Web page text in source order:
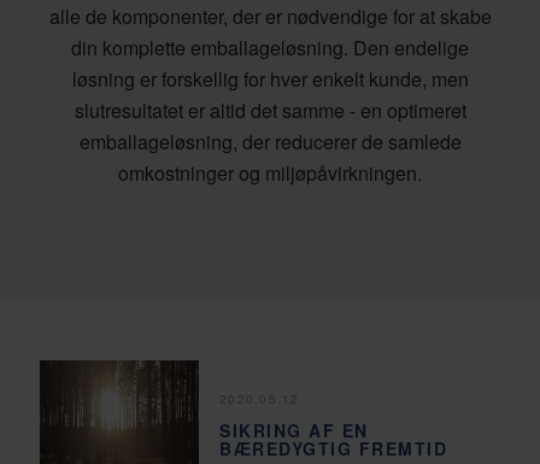
alle de komponenter, der er nødvendige for at skabe
din komplette emballageløsning. Den endelige
løsning er forskellig for hver enkelt kunde, men
slutresultatet er altid det samme - en optimeret
emballageløsning, der reducerer de samlede
omkostninger og miljøpåvirkningen.
SIKRING AF EN
BÆREDYGTIG FREMTID
2020.05.12